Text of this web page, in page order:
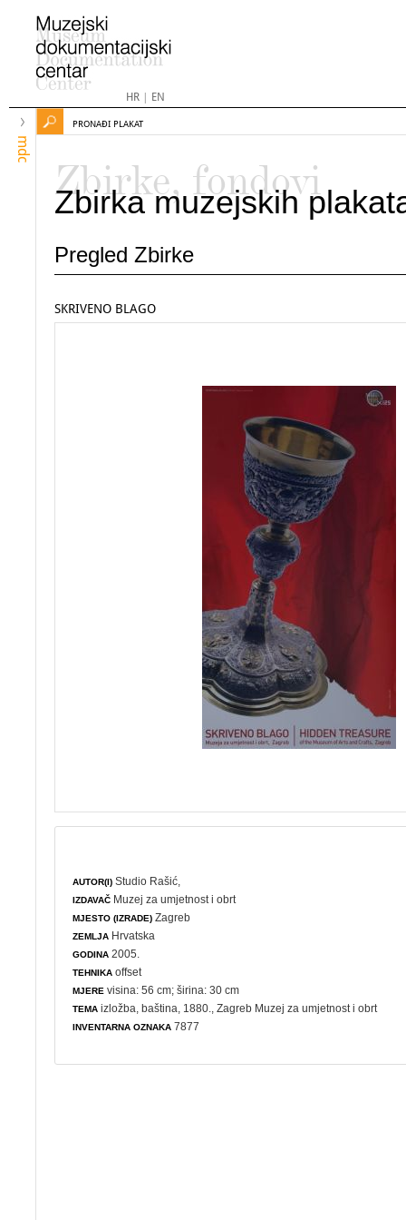
HR| EN
mdc
PRONAĐI PLAKAT
Zbirke, fondovi
Zbirka muzejskih
Pregled Zbirke
SKRIVENO BLAGO
AUTOR(I) Studio Rašić,
IZDAVAČ Muzej za umjetnost i obrt
MJESTO (IZRADE) Zagreb
ZEMLJA Hrvatska
GODINA 2005.
TEHNIKA offset
MJERE visina: 56 cm; širina: 30 cm
TEMA izložba ,baština , 1880., Zagreb Muzej za umjetnost i obrt
INVENTARNA OZNAKA 7877